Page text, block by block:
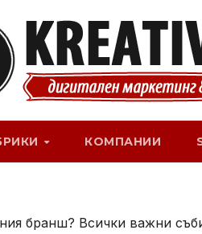
КОМПАНИИ
бранш? Всички важни